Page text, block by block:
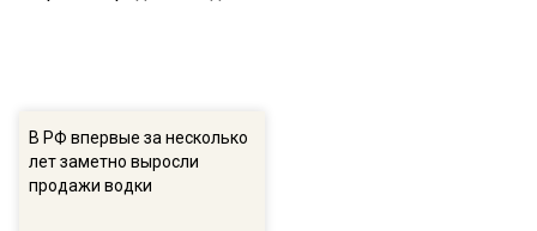
В РФ впервые за несколько
лет заметно выросли
продажи водки